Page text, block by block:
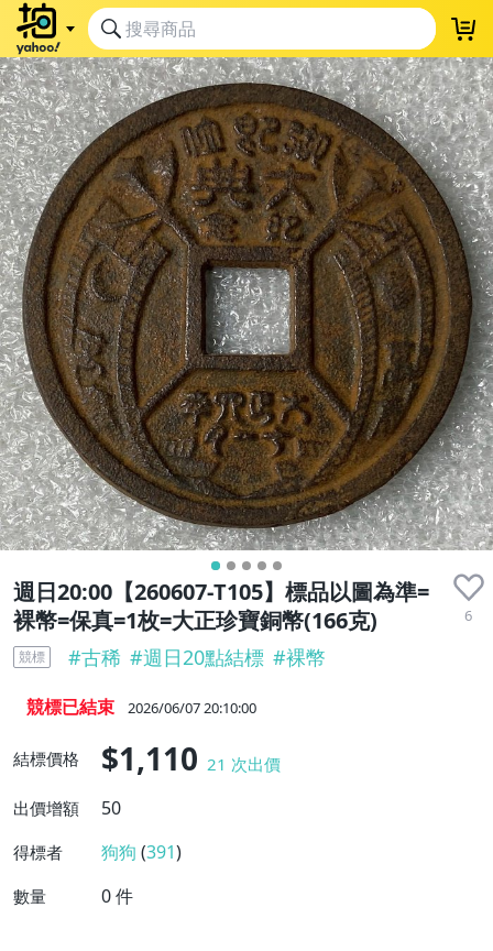
週日20:00【260607-T105】標品以圖為準=
裸幣=保真=1枚=大正珍寶銅幣(166克)
6
競標 #古稀 #週日20點結標 #裸幣
競標已結束 2026/06/07 20:10:00
結標價格 $1,110 21 次出價
出價增額
50
得標者 狗狗 (391)
數量 0件